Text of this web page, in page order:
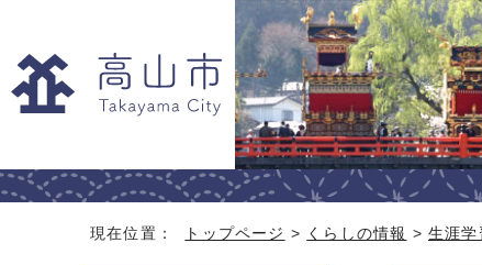
現在位置： トップページ > くらしの情報 >生涯学